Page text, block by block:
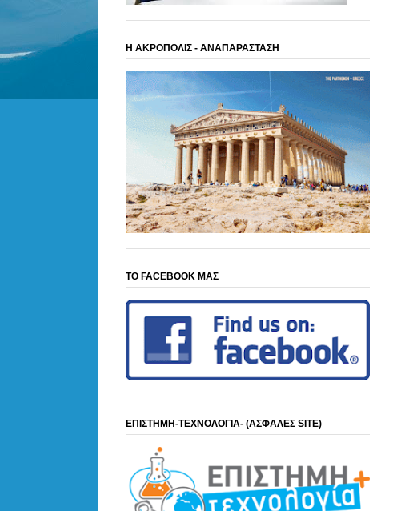
Η ΑΚΡΟΠΟΛΙΣ - ΑΝΑΠΑΡΑΣΤΑΣΗ
ΤΟ FACEBOOK ΜΑΣ
ΕΠΙΣΤΗΜΗ-ΤΕΧΝΟΛΟΓΙΑ- (ΑΣΦΑΛΕΣ SITE)